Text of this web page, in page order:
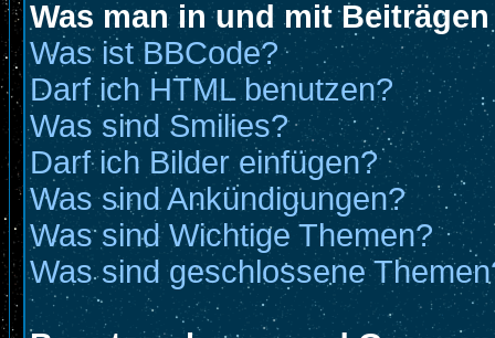
Was man in und mit
Was ist BBCode?
Darf ich HTML benutzen?
Was sind Smilies?
Darf ich Bilder einfügen?
Was sind Ankündigungen?
Was sind Wichtige Themen?
Was sind geschlossene